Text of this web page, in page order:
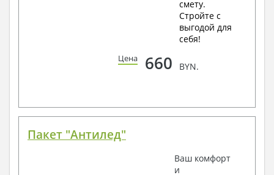
смету.
Стройте с
выгодой для
себя!
Цена 660 BYN.
Пакет "Антилед"
Ваш комфорт
и